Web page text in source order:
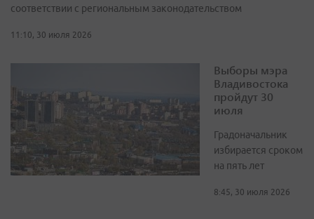
соответствии с региональным законодательством
11:10, 30 июля 2026
Выборы мэра
Владивостока
пройдут 30
июля
Градоначальник
избирается сроком
на пять лет
8:45, 30 июля 2026